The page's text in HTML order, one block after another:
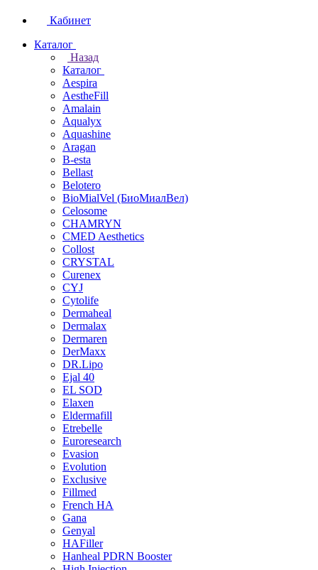
Кабинет
Каталог
Назад
Каталог
Aespira
AestheFill
Amalain
Aqualyx
Aquashine
Aragan
B-esta
Bellast
Belotero
BioMialVel (БиоМиалВел)
Celosome
CHAMRYN
CMED Aesthetics
Collost
CRYSTAL
Curenex
CYJ
Cytolife
Dermaheal
Dermalax
Dermaren
DerMaxx
DR.Lipo
Ejal 40
EL SOD
Elaxen
Eldermafill
Etrebelle
Euroresearch
Evasion
Evolution
Exclusive
Fillmed
French HA
Gana
Genyal
HAFiller
Hanheal PDRN Booster